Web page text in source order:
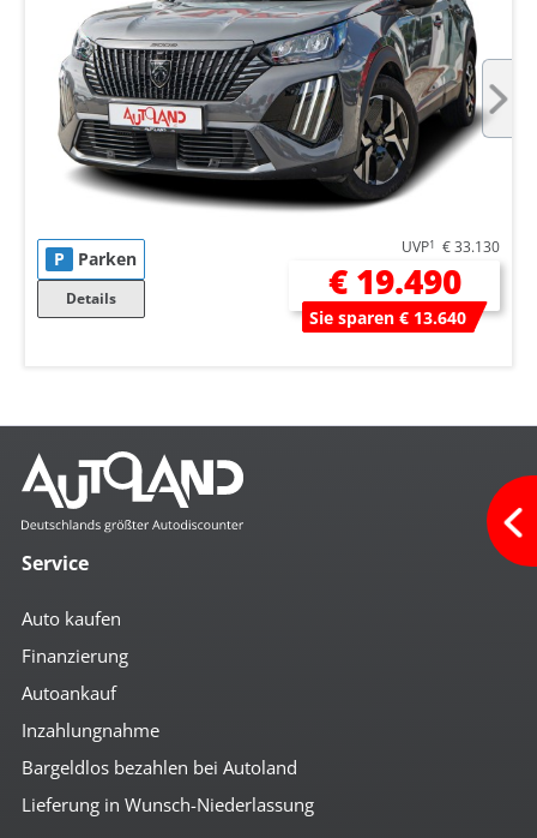
P Parken
Details
UVP1 € 33.130
€ 19.490
Sie sparen € 13.640
Service
Auto kaufen
Finanzierung
Autoankauf
Inzahlungnahme
Bargeldlos bezahlen bei Autoland
Lieferung in Wunsch-Niederlassung